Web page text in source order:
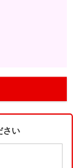
さい